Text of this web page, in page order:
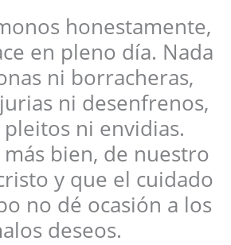
honestamente,
en pleno día. Nada
ni borracheras,
ni desenfrenos,
ni envidias.
más bien, de nuestro
y que el cuidado
no dé ocasión a los
deseos.